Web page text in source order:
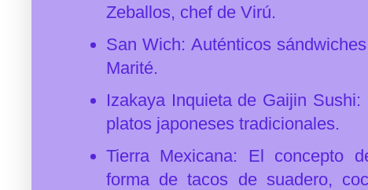
Zeballos, chef de Virú.
San Wich: Auténticos
Marité.
Izakaya Inquieta de Gaijin
platos japoneses tradicionales.
Tierra Mexicana: El concepto
forma de tacos de suadero,